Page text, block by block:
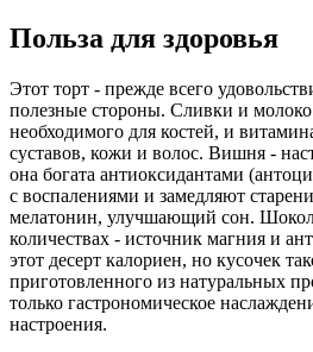
Польза для здоровья
Этот торт - прежде всего
полезные стороны. Сливки и
необходимого для костей, и
суставов, кожи и волос. Вишня -
она богата антиоксидантами
с воспалениями и замедляют
мелатонин, улучшающий сон.
количествах - источник магния и
этот десерт калориен, но кусочек
приготовленного из натуральных
только гастрономическое
настроения.